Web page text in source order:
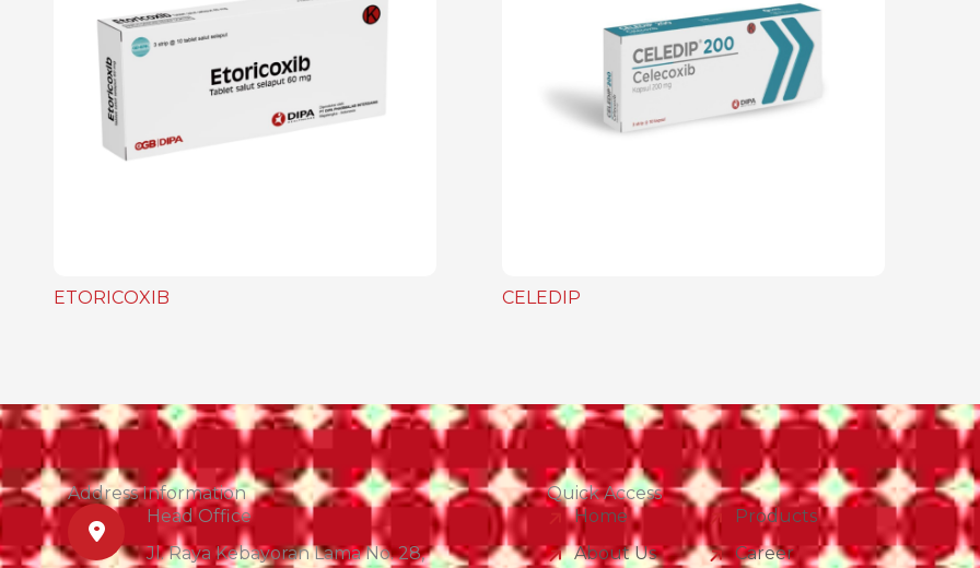
ETORICOXIB CELEDIP
Address Information
Head Office
Jl. Raya Kebayoran Lama No. 28,
Quick Access
Home
About Us
Products
Career